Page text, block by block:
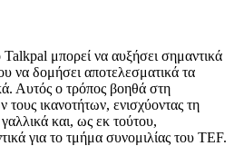
μπορεί να αυξήσει σημαντικά
να δομήσει αποτελεσματικά τα
Αυτός ο τρόπος βοηθά στη
ικανοτήτων, ενισχύοντας τη
και, ως εκ τούτου,
για το τμήμα συνομιλίας του TEF.